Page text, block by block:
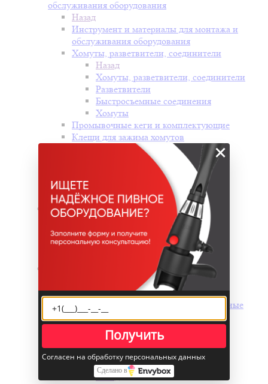
обслуживания оборудования
Назад
Инструмент и материалы для монтажа и
обслуживания оборудования
Хомуты, разветвители, соединители
Назад
Хомуты, разветвители, соединители
Разветвители
Быстросъемные соединения
Хомуты
Промывочные кеги и комплектующие
Клещи для зажима хомутов
Резаки для шланга
Теплоизоляция
Ключи для монтажа и обслуживания
Пивопровод
Назад
Пивопровод
Шланги
Холодильное оборудование
Холодильное оборудование
Проточные охладители и промышленные
чиллеры для охлаждения воды
Холодильные шкафы
Морозильные лари
Холодильные витрины
Моноблоки и сплит системы
Назад
×
Получить
Согласен на обработку персональных данных
Сделано в